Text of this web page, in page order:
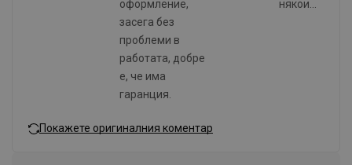
оформление,
засега без
проблеми в
работата, добре
е, че има
гаранция.
някои...
Покажете оригиналния коментар